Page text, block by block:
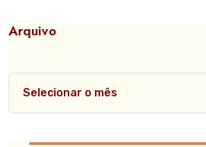
Arquivo